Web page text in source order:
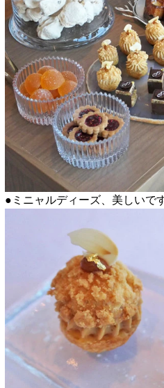
●ミニャルディーズ、美しいで